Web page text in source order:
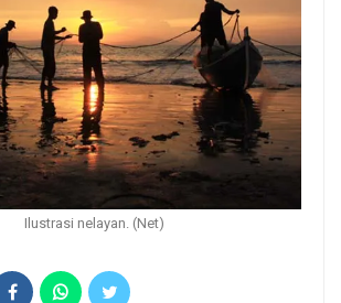
Ilustrasi nelayan. (Net)